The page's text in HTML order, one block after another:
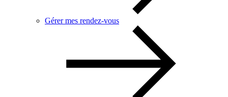
Gérer mes rendez-vous